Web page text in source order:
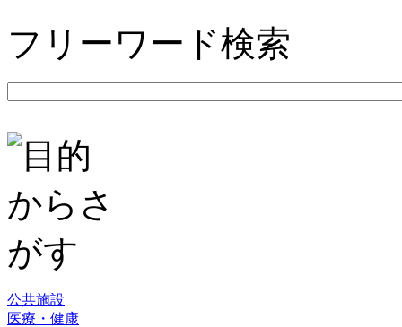
フリーワード検索
公共施設
医療・健康